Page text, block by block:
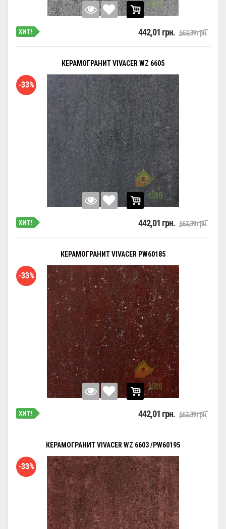
ХИТ! 442,01 грн. 663,39 грн.
КЕРАМОГРАНИТ VIVACER WZ 6605
-33%
ХИТ! 442,01 грн. 663,39 грн.
КЕРАМОГРАНИТ VIVACER PW60185
-33%
ХИТ! 442,01 грн. 663,39 грн.
КЕРАМОГРАНИТ VIVACER WZ 6603 /PW60195
-33%